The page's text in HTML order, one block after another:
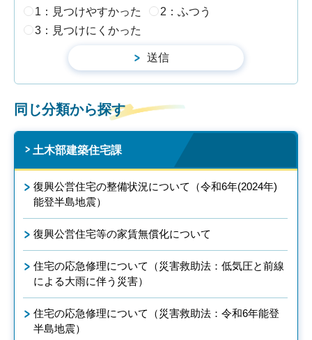
1：見つけやすかった
2：ふつう
3：見つけにくかった
同じ分類から探す
土木部建築住宅課
復興公営住宅の整備状況について（令和6年(2024年)
能登半島地震）
復興公営住宅等の家賃無償化について
住宅の応急修理について（災害救助法：低気圧と前線
による大雨に伴う災害）
住宅の応急修理について（災害救助法：令和6年能登
半島地震）